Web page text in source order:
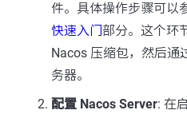
件。具体操作步骤可以
快速入门部分。这个环
Nacos 压缩包，然后通
务器。
配置 Nacos Server: 在